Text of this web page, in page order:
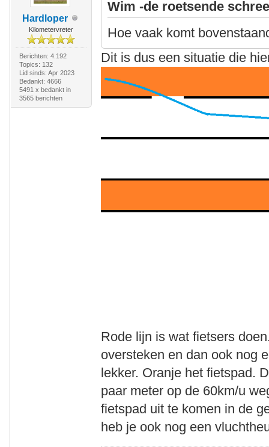
Hardloper
Kilometervreter
Berichten: 4.192
Topics: 132
Lid sinds: Apr 2023
Bedankt: 4666
5491 x bedankt in
3565 berichten
Wim -de roetsende
Hoe vaak komt
Dit is dus een situatie die
Rode lijn is wat fietsers
oversteken en dan ook nog
lekker. Oranje het fietspad.
paar meter op de 60km/u
fietspad uit te komen in de
heb je ook nog een